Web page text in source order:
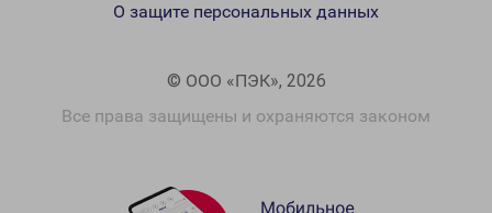
© ООО «ПЭК», 2026
Все права защищены и охраняются законом
О защите персональных данных